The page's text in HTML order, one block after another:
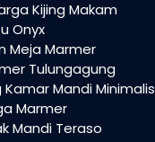
Kijing Makam
Onyx
Meja Marmer
Tulungagung
Mandi Minimalis
Marmer
Mandi Teraso